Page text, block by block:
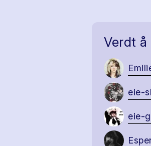
Verdt
eie-
eie-